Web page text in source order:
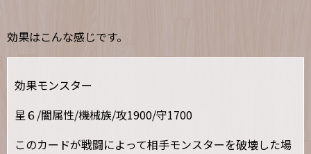
効果はこんな感じです。
効果モンスター
星６/闇属性/機械族/攻1900/守1700
このカードが戦闘によって相手モンスターを破壊した場